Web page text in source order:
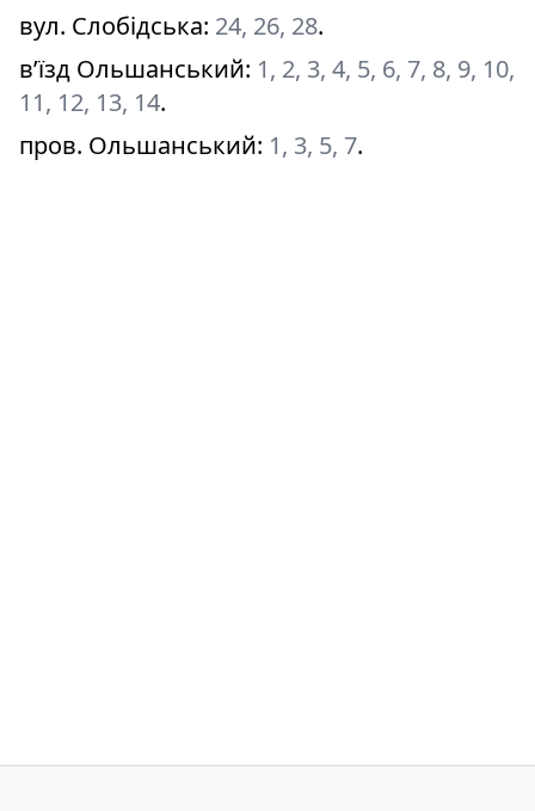
вул. Слобідська: 24, 26, 28.
в’їзд Ольшанський: 1, 2, 3, 4, 5, 6, 7, 8, 9, 10,
11, 12, 13, 14.
пров. Ольшанський: 1, 3, 5, 7.